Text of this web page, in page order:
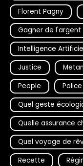
Florent Pagny
Gagner de l'argent
Intelligence
Justice
People
Police
Quel geste
Quelle assurance
Quel voyage de
Recette